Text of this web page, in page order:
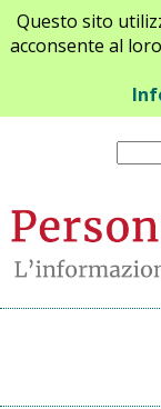
Questo sito
acconsente al
Chi